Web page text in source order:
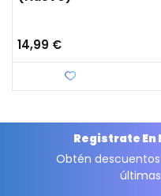
14,99 €
Registrate
Obtén